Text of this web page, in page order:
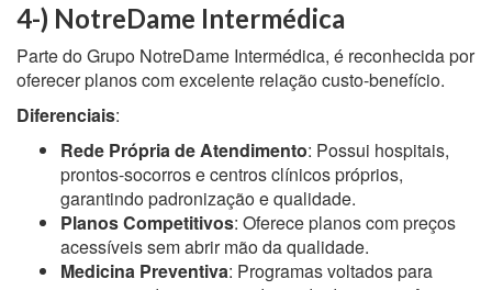
4-) NotreDame Intermédica
Parte do Grupo NotreDame Intermédica, é reconhecida por
oferecer planos com excelente relação custo-benefício.
Diferenciais:
Rede Própria de Atendimento: Possui hospitais,
prontos-socorros e centros clínicos próprios,
garantindo padronização e qualidade.
Planos Competitivos: Oferece planos com preços
acessíveis sem abrir mão da qualidade.
Medicina Preventiva: Programas voltados para